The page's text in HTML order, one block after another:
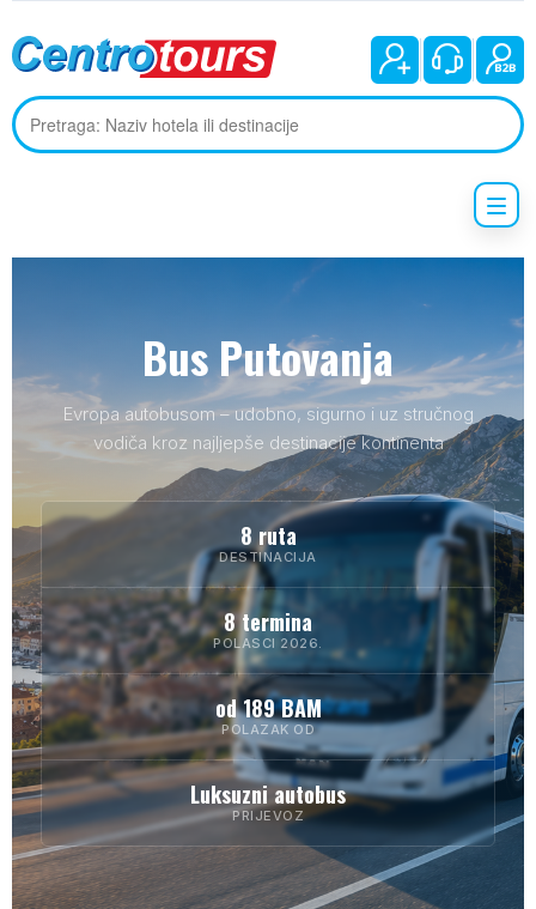
Bus Putovanja
Evropa autobusom – udobno, sigurno i uz stručnog
vodiča kroz najljepše destinacije kontinenta
8 ruta
DESTINACIJA
8 termina
POLASCI 2026.
od 189 BAM
POLAZAK OD
Luksuzni autobus
PRIJEVOZ